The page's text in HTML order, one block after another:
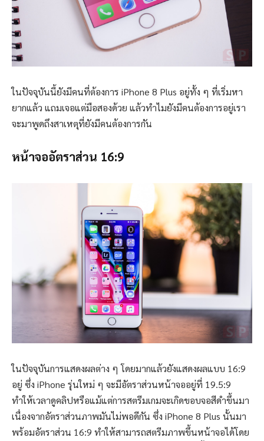
ในปัจจุบันนี้ยังมีคนที่ต้องการ iPhone 8 Plus อยู่ทั้ง ๆ ที่เริ่มหา
ยากแล้ว แถมเจอแต่มือสองด้วย แล้วทำไมยังมีคนต้องการอยู่เรา
จะมาพูดถึงสาเหตุที่ยังมีคนต้องการกัน
หน้าจออัตราส่วน 16:9
ในปัจจุบันการแสดงผลต่าง ๆ โดยมากแล้วยังแสดงผลแบบ 16:9
อยู่ ซึ่ง iPhone รุ่นใหม่ ๆ จะมีอัตราส่วนหน้าจออยู่ที่ 19.5:9
ทำให้เวลาดูคลิปหรือแม้แต่การสตรีมเกมจะเกิดขอบจอสีดำขึ้นมา
เนื่องจากอัตราส่วนภาพมันไม่พอดีกัน ซึ่ง iPhone 8 Plus นั้นมา
พร้อมอัตราส่วน 16:9 ทำให้สามารถสตรีมภาพขึ้นหน้าจอได้โดย